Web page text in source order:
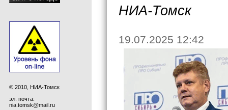
© 2010, НИА-Томск
эл. почта:
nia.tomsk@mail.ru
НИА-Томск
19.07.2025 12:42